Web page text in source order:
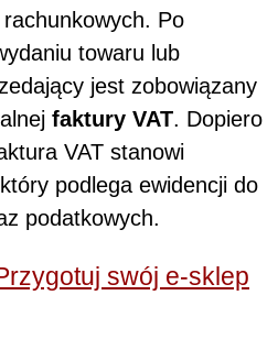
Po
towaru lub
jest zobowiązany
faktury VAT. Dopiero
VAT stanowi
podlega ewidencji do
podatkowych.
swój e-sklep